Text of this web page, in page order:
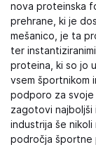
nova proteinska
prehrane, ki je
mešanico, je ta
ter
proteina, ki so jo
vsem športnikom
podporo za svoje
zagotovi
industrija še
področja športne